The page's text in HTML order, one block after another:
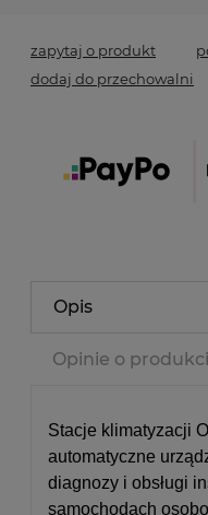
zapytaj o produkt
dodaj do przechowalni
Opis
Opinie o
Stacje klimatyzacji
automatyczne
diagnozy i obsługi
samochodach